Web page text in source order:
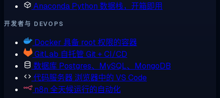
Anaconda Python 数据栈，开箱即用
开发者与 DEVOPS
Docker 具备 root 权限的容器
GitLab 自托管 Git + CI/CD
数据库 Postgres、MySQL、MongoDB
代码服务器 浏览器中的 VS Code
n8n 全天候运行的自动化